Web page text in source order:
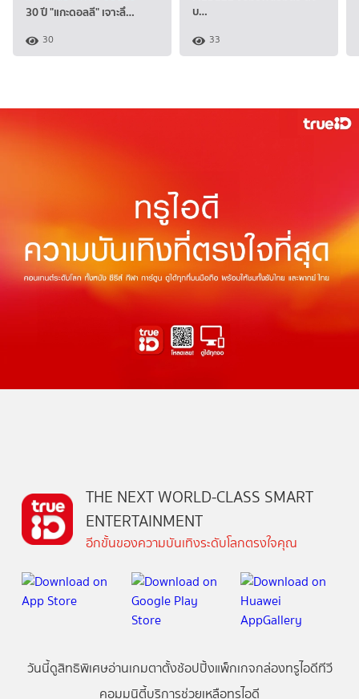
30 ปี "แกะดอลลี" เจาะลึ…
30
บ…
33
THE NEXT WORLD-CLASS SMART
ENTERTAINMENT
อีกขั้นของความบันเทิงระดับโลกตรงใจคุณ
วันนี้ดูสิทธิพิเศษอ่านเกมตาตั้งช้อปปิ้งแพ็กเกจกล่องทรูไอดีทีวี
คอมมูนิตี้บริการช่วยเหลือทรูไอดี